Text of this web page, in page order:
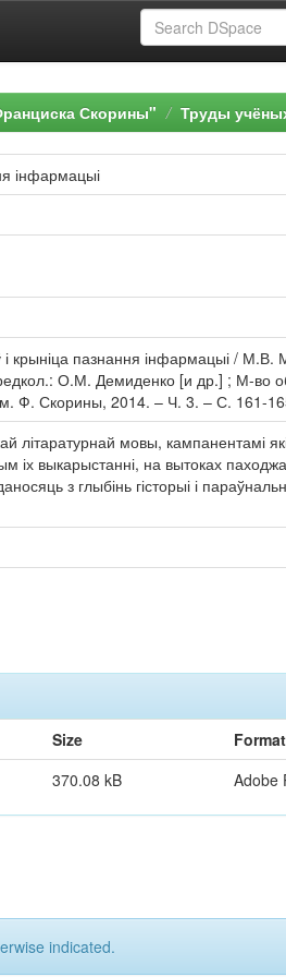
Скорины" Труды
інфармацыі
крыніца пазнання інфармацыі /
О.М. Демиденко [и др.] ; М-во
Ф. Скорины, 2014. – Ч. 3. – С. 161-
літаратурнай мовы, кампанентамі
выкарыстанні, на вытоках
з глыбінь гісторыі і
Size
Format
370.08 kB Adobe
indicated.